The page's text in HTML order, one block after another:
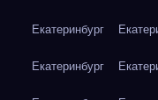
Екатеринбург
Екатеринбург